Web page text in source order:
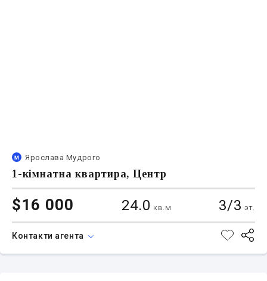
Ярослава Мудрого
1-кімнатна квартира, Центр
$16 000 24.0 кв.м 3/3 эт.
Контакти агента